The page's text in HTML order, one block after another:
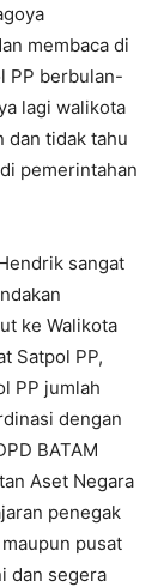
membaca di
PP berbulan-
lagi walikota
dan tidak tahu
pemerintahan
sangat
ke Walikota
Satpol PP,
PP jumlah
dengan
BATAM
Aset Negara
penegak
pusat
dan segera